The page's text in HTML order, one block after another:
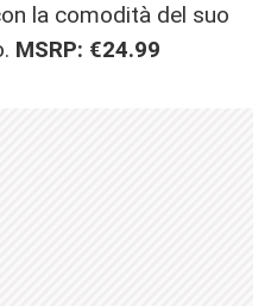
la comodità del suo
MSRP: €24.99